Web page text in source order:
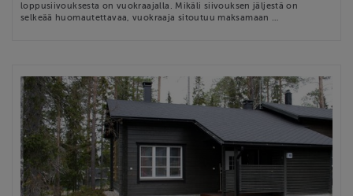
loppusiivouksesta on vuokraajalla. Mikäli siivouksen jäljestä on
selkeää huomautettavaa, vuokraaja sitoutuu maksamaan …